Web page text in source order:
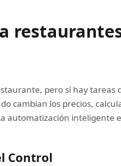
pero sí hay
cambian los precios,
automatización
Control